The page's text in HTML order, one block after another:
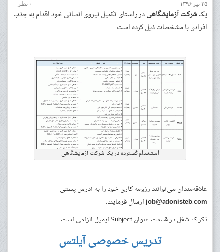
۲۵ تیر ۱۳۹۶ ۰ نظر
یکشرکت آزمایشگاهیدر راستای تکمیل نیروی انسانی خود اقدام به جذب
افرادی با مشخصات ذیل کرده است.
استخدام گسترده در یک شرکت آزمایشگاهی
علاقه‌مندان می‌توانند رزومه کاری خود را به آدرس پستی
job@adonisteb.comارسال فرمایند.
ذکر کد شغل در قسمت عنوان Subject ایمیل الزامی است.
تدریس خصوصی آیلتس